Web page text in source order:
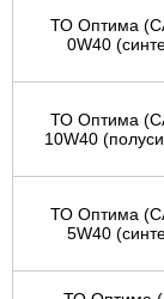
ТО Оптима
0W40
ТО Оптима
10W40
ТО Оптима
5W40